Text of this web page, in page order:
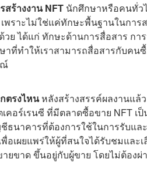
ร้างงาน NFT นักศึกษาหรือคนทั่ว
พราะไม่ใช่แค่ทักษะพื้นฐานในการ
ได้แก่ ทักษะด้านการสื่อสาร การ
ที่ทำให้เราสามารถสื่อสารกับคน
ณ์
ตรงไหนหลังสร้างสรรค์ผลงานแล้
คอร์เรนซี ที่มีตลาดซื้อขาย NFT เ
ธนาคารที่ต้องการใช้ในการรับแ
อเผยแพร่ให้ผู้ที่สนใจได้รับชมและ
ายขาด ขึ้นอยู่กับผู้ขาย โดยไม่ต้อง